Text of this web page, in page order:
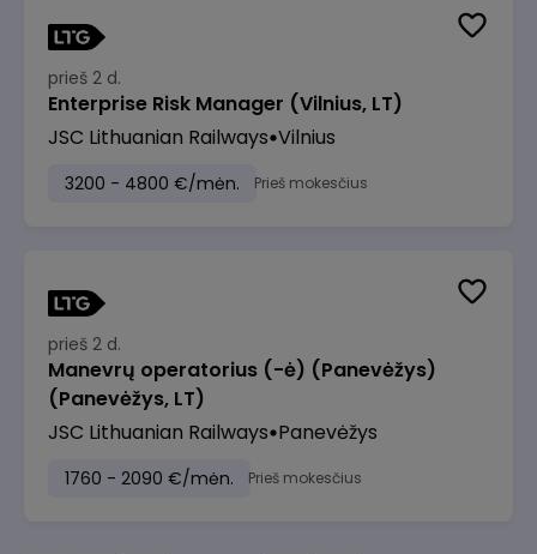
prieš 2 d.
Enterprise Risk Manager (Vilnius, LT)
JSC Lithuanian Railways Vilnius
3200 - 4800 €/mėn. Prieš mokesčius
prieš 2 d.
Manevrų operatorius (-ė) (Panevėžys)
(Panevėžys, LT)
JSC Lithuanian Railways Panevėžys
1760 - 2090 €/mėn. Prieš mokesčius